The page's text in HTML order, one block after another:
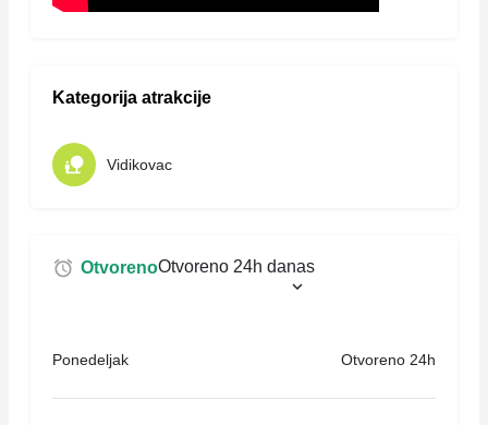
Kategorija atrakcije
Vidikovac
OtvorenoOtvoreno 24h danas
Ponedeljak Otvoreno 24h